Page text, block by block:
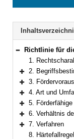
Bereich
Richtlinie für
1.
Bereich erweitern
2.
Bereich erweitern
3.
Bereich erweitern
4. Art und
Bereich erweitern
5.
Bereich erweitern
6. Verhältnis der
Bereich erweitern
7. Verfahren
8.